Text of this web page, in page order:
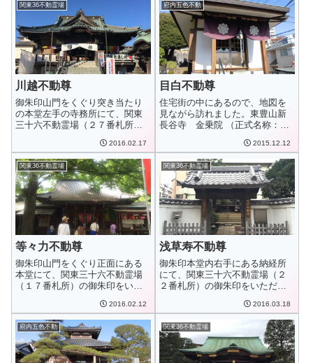
関東36不動霊場
川越不動尊
御朱印山門をくぐり突き当たり
の本堂左手の寺務所にて、関東
三十六不動霊場（２７番札所）
2016.02.17
府内五色不動
目白不動尊
住宅街の中にあるので、地図を
見ながら訪れました。東豊山新
長谷寺 金乗院 （正式名称：神
2015.12.12
関東36不動霊場
等々力不動尊
御朱印山門をくぐり正面にある
本堂にて、関東三十六不動霊場
（１７番札所）の御朱印をいた
2016.02.12
関東36不動霊場
浅草寿不動尊
御朱印本堂内右手にある納経所
にて、関東三十六不動霊場（２
２番札所）の御朱印をいただく
2016.03.18
府内五色不動 関東36不動霊場